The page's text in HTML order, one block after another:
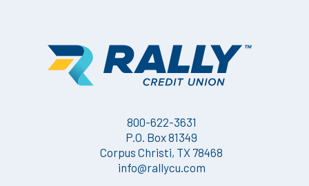
800-622-3631
P.O. Box 81349
Corpus Christi, TX 78468
info@rallycu.com